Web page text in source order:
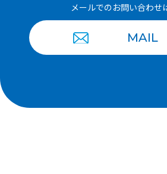
メールでのお問い合わせ
MAIL